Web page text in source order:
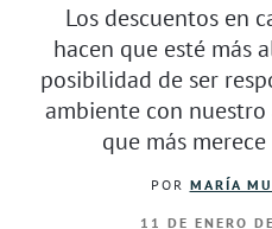
Los descuentos en
hacen que esté más
posibilidad de ser
ambiente con nuestro
que más
POR MARÍA
11 DE ENERO